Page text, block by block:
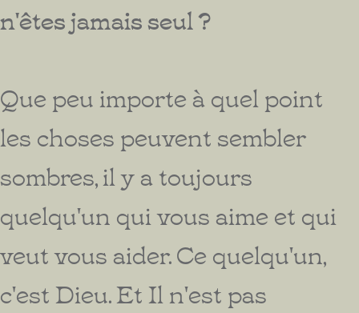
n'êtes jamais seul ?
Que peu importe à quel point
les choses peuvent sembler
sombres, il y a toujours
quelqu'un qui vous aime et qui
veut vous aider. Ce quelqu'un,
c'est Dieu. Et Il n'est pas